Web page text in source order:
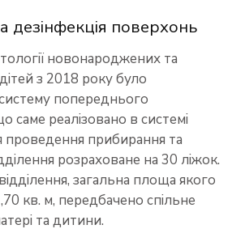
дезінфекція поверхонь
новонароджених та
з 2018 року було
попереднього
саме реалізовано в системі
проведення прибирання та
розраховане на 30 ліжок.
загальна площа якого
кв. м, передбачено спільне
та дитини.